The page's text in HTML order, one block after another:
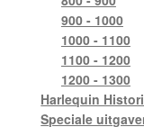
900 - 1000
1000 - 1100
1100 - 1200
1200 - 1300
Harlequin
Speciale